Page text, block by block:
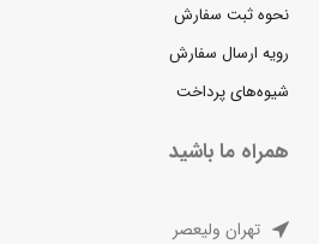
نحوه ثبت سفارش
رویه ارسال سفارش
شیوه‌های پرداخت
همراه ما باشید
تهران ولیعصر